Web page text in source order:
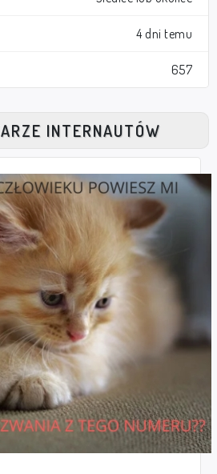
4 dni temu
657
INTERNAUTÓW